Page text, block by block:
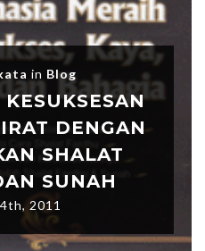
in Blog
DENGAN
SHALAT
SUNAH
2011